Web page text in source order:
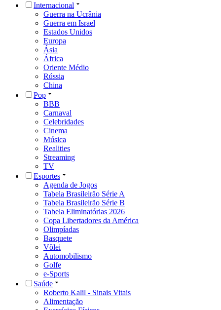
Internacional
Guerra na Ucrânia
Guerra em Israel
Estados Unidos
Europa
Ásia
África
Oriente Médio
Rússia
China
Pop
BBB
Carnaval
Celebridades
Cinema
Música
Realities
Streaming
TV
Esportes
Agenda de Jogos
Tabela Brasileirão Série A
Tabela Brasileirão Série B
Tabela Eliminatórias 2026
Copa Libertadores da América
Olimpíadas
Basquete
Vôlei
Automobilismo
Golfe
e-Sports
Saúde
Roberto Kalil - Sinais Vitais
Alimentação